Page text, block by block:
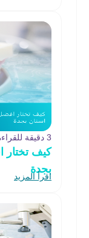
3 دقيقة للقراءة
كيف
بجدة
اقرأ المزيد